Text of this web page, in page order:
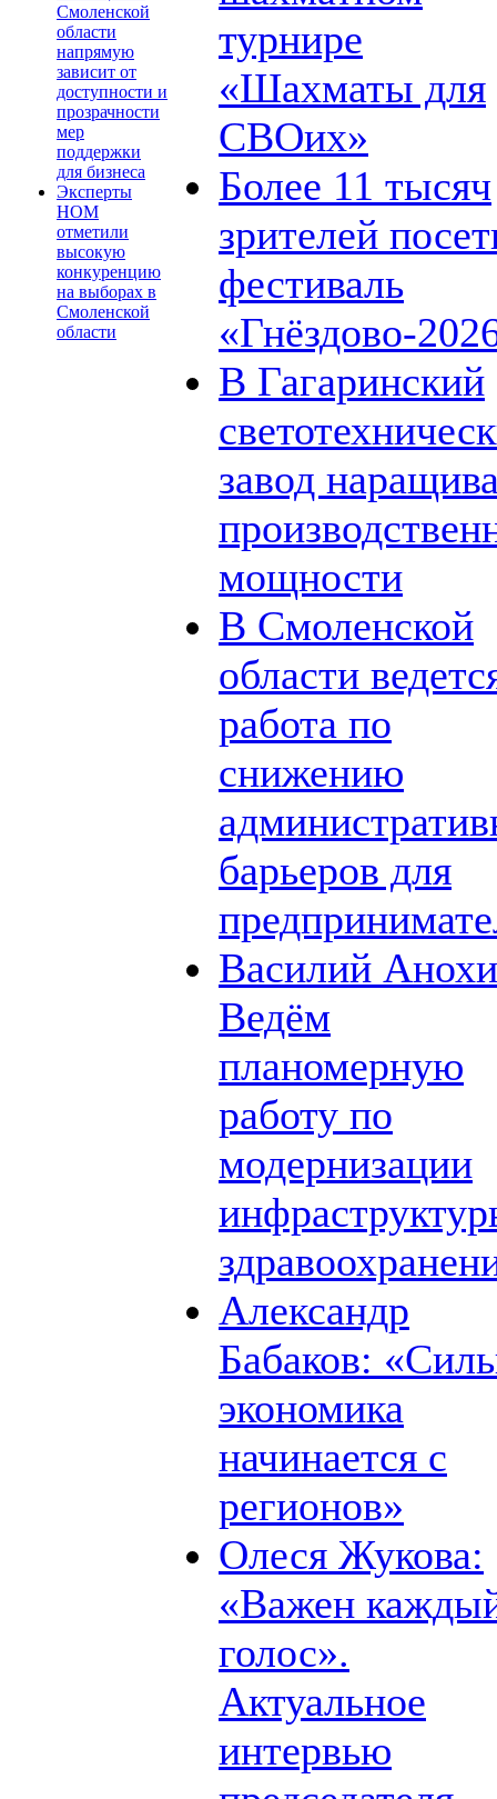
Смоленской
области
напрямую
зависит от
доступности и
прозрачности
мер
поддержки
для бизнеса
Эксперты
НОМ
отметили
высокую
конкуренцию
на выборах в
Смоленской
области
турнире
«Шахматы для
СВОих»
Более 11 тысяч
зрителей
фестиваль
«Гнёздово-
В Гагаринский
завод
мощности
В Смоленской
области
работа по
снижению
барьеров для
Василий
Ведём
планомерную
работу по
модернизации
Александр
Бабаков:
экономика
начинается с
регионов»
Олеся Жукова:
«Важен
голос».
Актуальное
интервью